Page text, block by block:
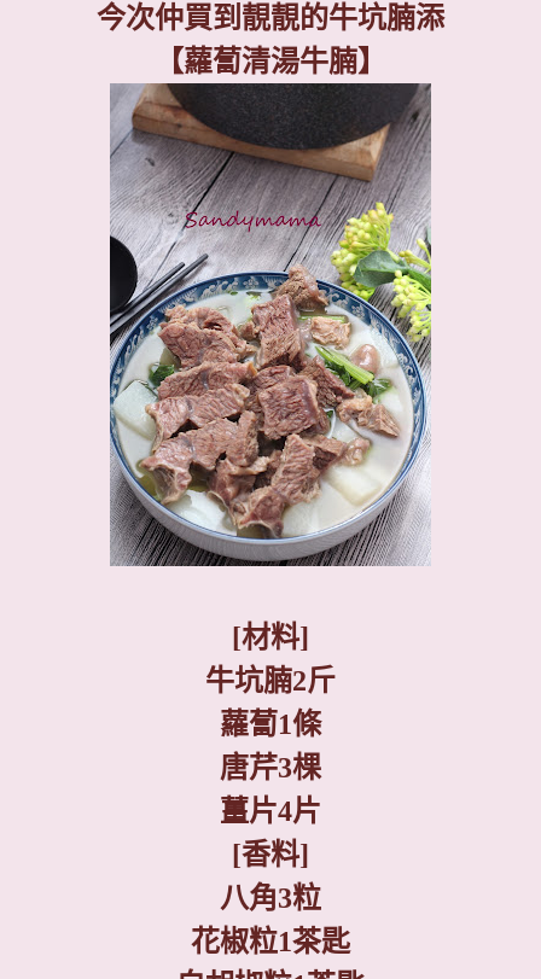
今次仲買到靚靚的牛坑腩添
【蘿蔔清湯牛腩】
[材料]
牛坑腩2斤
蘿蔔1條
唐芹3棵
薑片4片
[香料]
八角3粒
花椒粒1茶匙